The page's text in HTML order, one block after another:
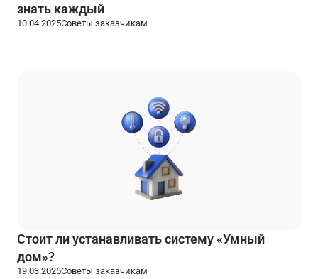
знать каждый
10.04.2025Советы заказчикам
Стоит ли устанавливать систему «Умный
дом»?
19.03.2025Советы заказчикам